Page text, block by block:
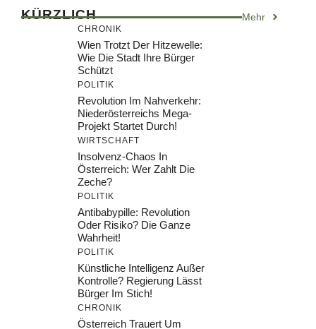
KÜRZLICH Mehr
CHRONIK
Wien Trotzt Der Hitzewelle:
Wie Die Stadt Ihre Bürger
Schützt
POLITIK
Revolution Im Nahverkehr:
Niederösterreichs Mega-
Projekt Startet Durch!
WIRTSCHAFT
Insolvenz-Chaos In
Österreich: Wer Zahlt Die
Zeche?
POLITIK
Antibabypille: Revolution
Oder Risiko? Die Ganze
Wahrheit!
POLITIK
Künstliche Intelligenz Außer
Kontrolle? Regierung Lässt
Bürger Im Stich!
CHRONIK
Österreich Trauert Um